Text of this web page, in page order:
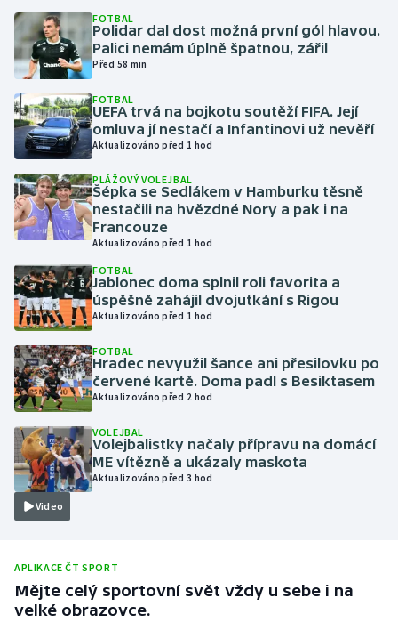
Gymnastika
Házená
Jezdectví
Judo
Krasobruslení
Lyže a snowboard
Moderní pětiboj
Motorsport
Parasport
Plavání
Ragby
FOTBAL
Polidar dal dost možná první gól hlavou.
Palici nemám úplně špatnou, zářil
Před 58 min
FOTBAL
UEFA trvá na bojkotu soutěží FIFA. Její
omluva jí nestačí a Infantinovi už nevěří
Aktualizováno před 1 hod
PLÁŽOVÝ VOLEJBAL
Šépka se Sedlákem v Hamburku těsně
nestačili na hvězdné Nory a pak i na
Francouze
Aktualizováno před 1 hod
FOTBAL
Jablonec doma splnil roli favorita a
úspěšně zahájil dvojutkání s Rigou
Aktualizováno před 1 hod
FOTBAL
Hradec nevyužil šance ani přesilovku po
červené kartě. Doma padl s Besiktasem
Aktualizováno před 2 hod
Video
VOLEJBAL
Volejbalistky načaly přípravu na domácí
ME vítězně a ukázaly maskota
Aktualizováno před 3 hod
APLIKACE ČT SPORT
Mějte celý sportovní svět vždy u sebe i na
velké obrazovce.